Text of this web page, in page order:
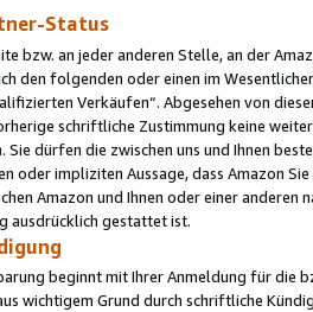
Status
bzw. an jeder anderen Stelle, an der
den folgenden oder einen im
Verkäufen“. Abgesehen von
schriftliche Zustimmung keine
Sie dürfen die zwischen uns und Ihnen
oder impliziten Aussage, dass Amazon
Amazon und Ihnen oder einer
ausdrücklich gestattet ist.
beginnt mit Ihrer Anmeldung für die
wichtigem Grund durch schriftliche